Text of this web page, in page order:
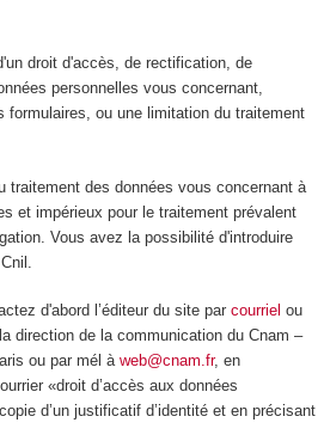
droit d'accès, de rectification, de
personnelles vous concernant,
formulaires, ou une limitation du traitement
traitement des données vous concernant à
et impérieux pour le traitement prévalent
Vous avez la possibilité d'introduire
d'abord l’éditeur du site par courriel ou
direction de la communication du Cnam –
ou par mél à web@cnam.fr, en
«droit d’accès aux données
d’un justificatif d’identité et en précisant